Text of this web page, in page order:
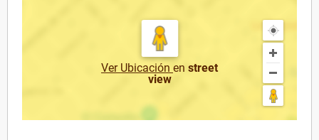
Ver Ubicación en street
view